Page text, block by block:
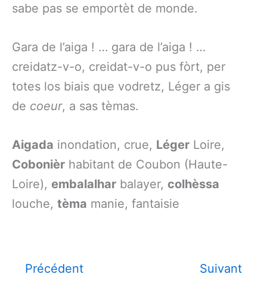
sabe pas se emportèt de monde.
Gara de l’aiga ! … gara de l’aiga ! …
creidatz-v-o, creidat-v-o pus fòrt, per
totes los biais que vodretz, Léger a gis
de coeur, a sas tèmas.
Aigada inondation, crue, Léger Loire,
Cobonièr habitant de Coubon (Haute-
Loire), embalalhar balayer, colhèssa
louche, tèma manie, fantaisie
Précédent Suivant